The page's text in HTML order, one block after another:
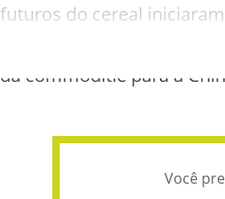
futuros do cereal
da commoditie para a
Você